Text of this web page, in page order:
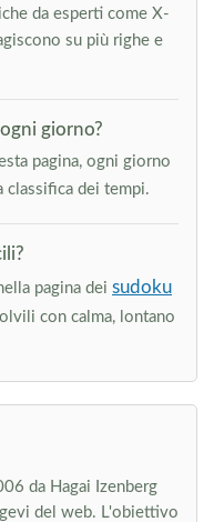
da esperti come X-
su più righe e
giorno?
pagina, ogni giorno
classifica dei tempi.
pagina dei sudoku
con calma, lontano
da Hagai Izenberg
del web. L'obiettivo